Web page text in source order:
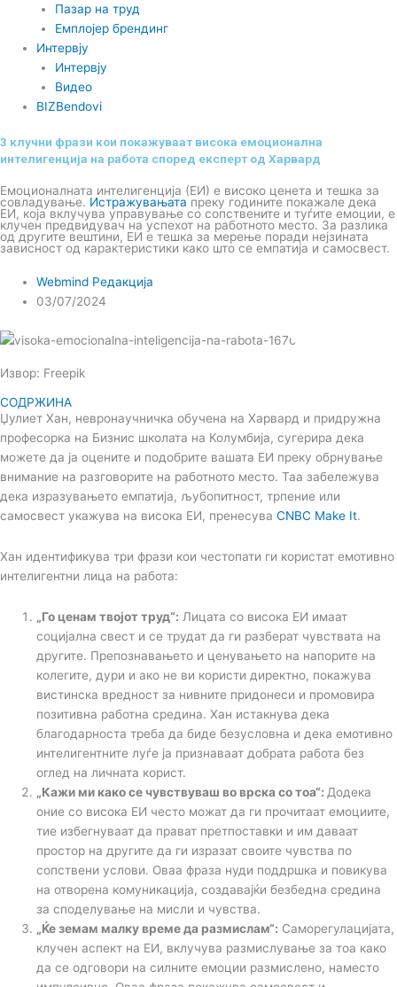
Пазар на труд
Емплојер брендинг
Интервју
Интервју
Видео
BIZBendovi
3 клучни фрази кои покажуваат висока емоционална
интелигенција на работа според експерт од Харвард
Емоционалната интелигенција (ЕИ) е високо ценета и тешка за
совладување. Истражувањата преку годините покажале дека
ЕИ, која вклучува управување со сопствените и туѓите емоции, е
клучен предвидувач на успехот на работното место. За разлика
од другите вештини, ЕИ е тешка за мерење поради нејзината
зависност од карактеристики како што се емпатија и самосвест.
Webmind Редакција
03/07/2024
Извор: Freepik
СОДРЖИНА
Џулиет Хан, невронаучничка обучена на Харвард и придружна
професорка на Бизнис школата на Колумбија, сугерира дека
можете да ја оцените и подобрите вашата ЕИ преку обрнување
внимание на разговорите на работното место. Таа забележува
дека изразувањето емпатија, љубопитност, трпение или
самосвест укажува на висока ЕИ, пренесува CNBC Make It.
Хан идентификува три фрази кои честопати ги користат емотивно
интелигентни лица на работа:
„Го ценам твојоттруд“: Лицата со висока ЕИ имаат
социјална свест и се трудат да ги разберат чувствата на
другите. Препознавањето и ценувањето на напорите на
колегите, дури и ако не ви користи директно, покажува
вистинска вредност за нивните придонеси и промовира
позитивна работна средина. Хан истакнува дека
благодарноста треба да биде безусловна и дека емотивно
интелигентните луѓе ја признаваат добрата работа без
оглед на личната корист.
„Кажи ми како се чувствуваш во врска со тоа“: Додека
оние со висока ЕИ често можат да ги прочитаат емоциите,
тие избегнуваат да прават претпоставки и им даваат
простор на другите да ги изразат своите чувства по
сопствени услови. Оваа фраза нуди поддршка и повикува
на отворена комуникација, создавајќи безбедна средина
за споделување на мисли и чувства.
„Ќе земам малку време да размислам“: Саморегулацијата,
клучен аспект на ЕИ, вклучува размислување за тоа како
да се одговори на силните емоции размислено, наместо